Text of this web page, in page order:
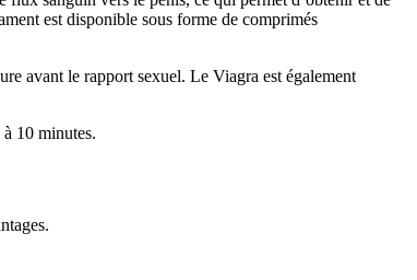
est disponible sous forme de comprimés
avant le rapport sexuel. Le Viagra est également
10 minutes.